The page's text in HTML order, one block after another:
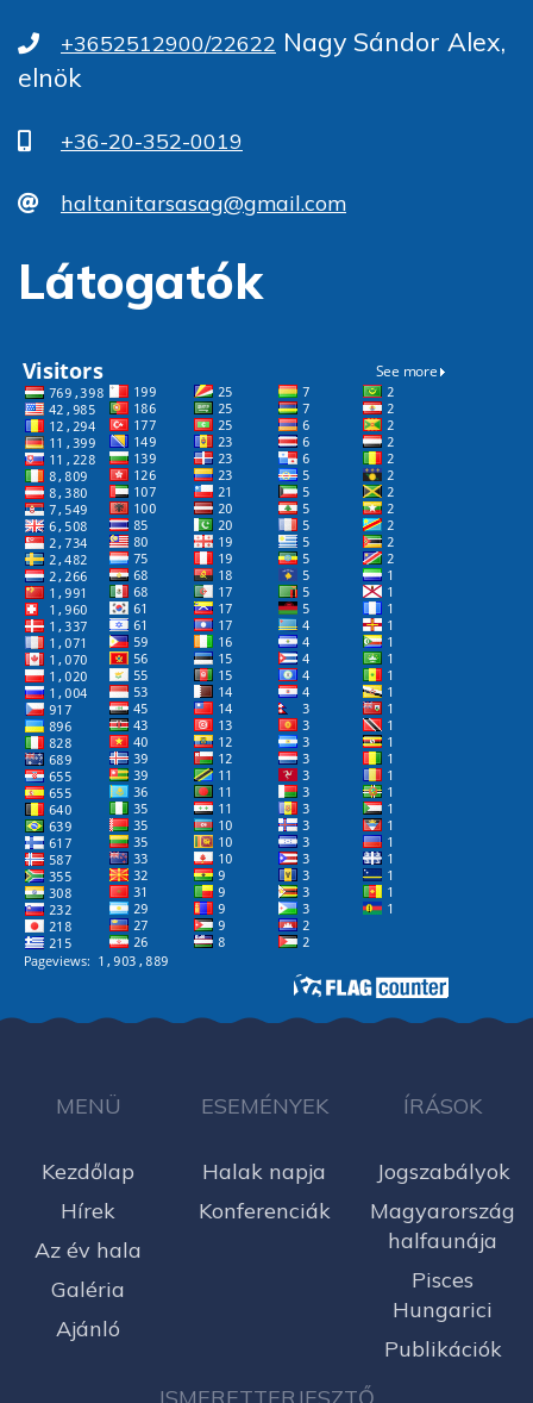
+3652512900/22622 Nagy Sándor Alex,
elnök
+36-20-352-0019
haltanitarsasag@gmail.com
Látogatók
MENÜ
Kezdőlap
Hírek
Az év hala
Galéria
Ajánló
ESEMÉNYEK
Halak napja
Konferenciák
ÍRÁSOK
Jogszabályok
Magyarország
halfaunája
Pisces
Hungarici
Publikációk